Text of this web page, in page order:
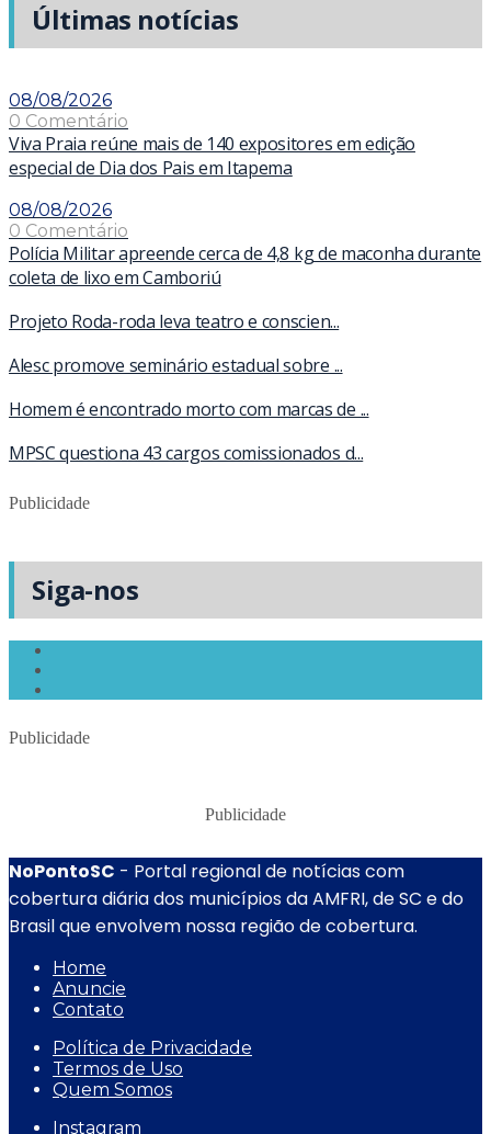
Últimas notícias
08/08/2026
0 Comentário
Viva Praia reúne mais de 140 expositores em edição
especial de Dia dos Pais em Itapema
08/08/2026
0 Comentário
Polícia Militar apreende cerca de 4,8 kg de maconha durante
coleta de lixo em Camboriú
Projeto Roda-roda leva teatro e conscien...
Alesc promove seminário estadual sobre ...
Homem é encontrado morto com marcas de ...
MPSC questiona 43 cargos comissionados d...
Publicidade
Siga-nos
Publicidade
Publicidade
NoPontoSC - Portal regional de notícias com
cobertura diária dos municípios da AMFRI, de SC e do
Brasil que envolvem nossa região de cobertura.
Home
Anuncie
Contato
Política de Privacidade
Termos de Uso
Quem Somos
Instagram